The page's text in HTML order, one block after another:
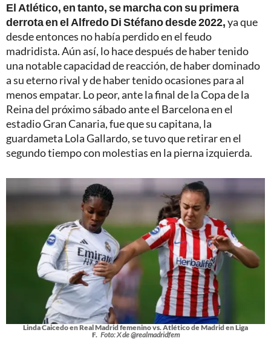
El Atlético, en tanto, se marcha con su primera
derrota en el Alfredo Di Stéfano desde 2022,ya que
desde entonces no había perdido en el feudo
madridista. Aún así, lo hace después de haber tenido
una notable capacidad de reacción, de haber dominado
a su eterno rival y de haber tenido ocasiones para al
menos empatar. Lo peor, ante la final de la Copa de la
Reina del próximo sábado ante el Barcelona en el
estadio Gran Canaria, fue que su capitana, la
guardameta Lola Gallardo, se tuvo que retirar en el
segundo tiempo con molestias en la pierna izquierda.
Linda Caicedo en Real Madrid femenino vs. Atlético de Madrid en Liga
F. Foto: X de @realmadridfem